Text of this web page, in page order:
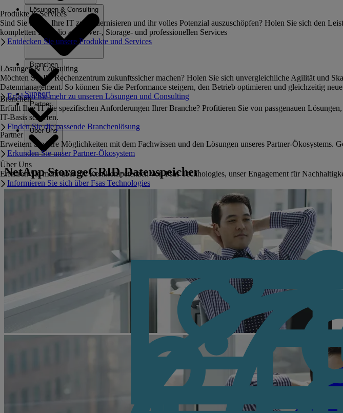
Lösungen & Consulting
Branchen
Support
Partner
Über Uns
Produkte & Services
Sind Sie bereit, Ihre IT zu modernisieren und ihr volles Potenzial auszuschöpfen? Holen Sie sich den
kompletten Portfolio an Server-, Storage- und professionellen Services
Entdecken Sie unsere Produkte und Services
Lösungen & Consulting
Möchten Sie Ihr Rechenzentrum zukunftssicher machen? Holen Sie sich unvergleichliche Agilität und
Datenmanagement. So können Sie die Performance steigern, den Betrieb optimieren und gleichzeitig
Erfahren Sie mehr zu unseren Lösungen und Consulting
Branchen
Erfüllt Ihre IT die spezifischen Anforderungen Ihrer Branche? Profitieren Sie von passgenauen
IT-Basis schaffen.
Finden Sie die passende Branchenlösung
Partner
Erweitern Sie Ihre Möglichkeiten mit dem Fachwissen und den Lösungen unseres Partner-Ökosystems.
Erkunden Sie unser Partner-Ökosystem
Über Uns
Erfahren Sie mehr über die Kernkompetenzen von Fsas Technologies, unser Engagement für
Informieren Sie sich über Fsas Technologies
NetApp StorageGRID-Datenspeicher